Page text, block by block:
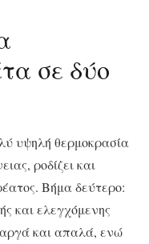
σε δύο
υψηλή θερμοκρασία
ροδίζει και
Βήμα δεύτερο:
και ελεγχόμενης
αργά και απαλά, ενώ